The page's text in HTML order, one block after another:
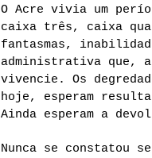
O Acre vivia um
caixa três, caixa
fantasmas,
administrativa que, a
vivencie. Os
hoje, esperam
Ainda esperam a
Nunca se constatou